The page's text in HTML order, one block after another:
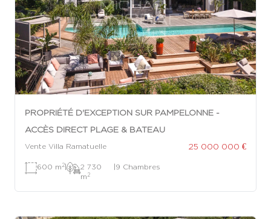
PROPRIÉTÉ D'EXCEPTION SUR PAMPELONNE -
ACCÈS DIRECT PLAGE & BATEAU
Vente Villa Ramatuelle 25 000 000 €
600 m 2|
2 730
m 2
|9 Chambres